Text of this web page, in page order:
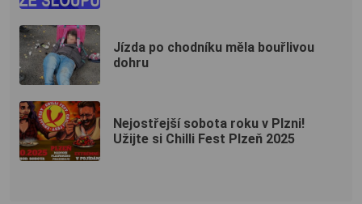
Jízda po chodníku měla bouřlivou
dohru
Nejostřejší sobota roku v Plzni!
Užijte si Chilli Fest Plzeň 2025